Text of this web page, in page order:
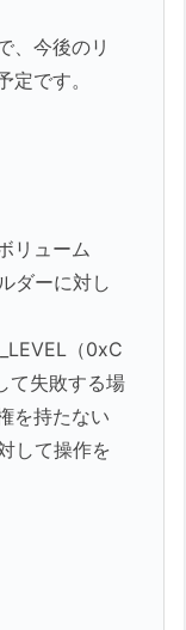
、今後のリ
定です。
リューム
ダーに対し
（0xC
て失敗する場
を持たない
して操作を